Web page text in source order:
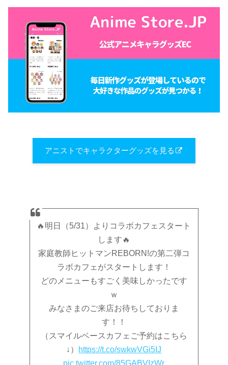
アニストでキャラクターグッズを見る
🔥明日（5/31）よりコラボカフェスタート
します🔥
家庭教師ヒットマンREBORN!の第二弾コ
ラボカフェがスタートします！
どのメニューもすごく美味しかったです
ｗ
みなさまのご来店お待ちしておりま
す！！
（スマイルベースカフェご予約はこちら
↓） https://t.co/swkwVGi5IJ
pic.twitter.com/85GABVIzWr